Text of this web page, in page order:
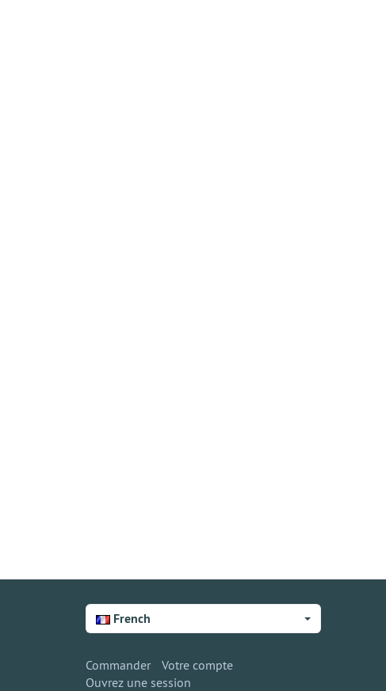
French
Commander
Votre compte
Ouvrez une session